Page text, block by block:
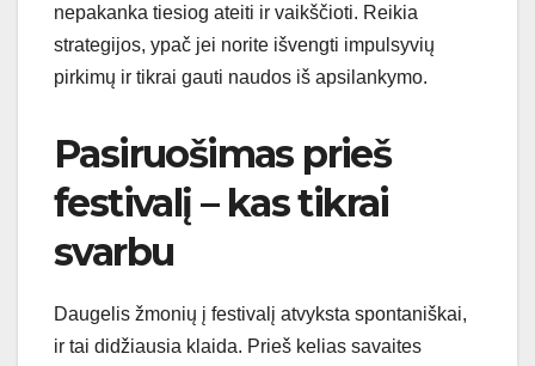
nepakanka tiesiog ateiti ir vaikščioti. Reikia
strategijos, ypač jei norite išvengti impulsyvių
pirkimų ir tikrai gauti naudos iš apsilankymo.
Pasiruošimas prieš
festivalį – kas tikrai
svarbu
Daugelis žmonių į festivalį atvyksta spontaniškai,
ir tai didžiausia klaida. Prieš kelias savaites